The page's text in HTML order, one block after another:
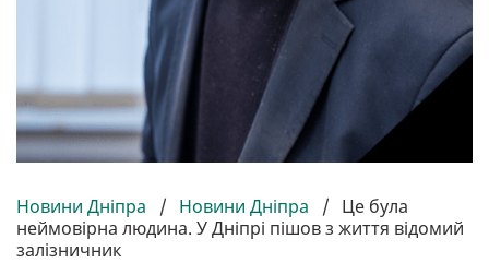
Новини Дніпра / Новини Дніпра / Це була
неймовірна людина. У Дніпрі пішов з життя відомий
залізничник